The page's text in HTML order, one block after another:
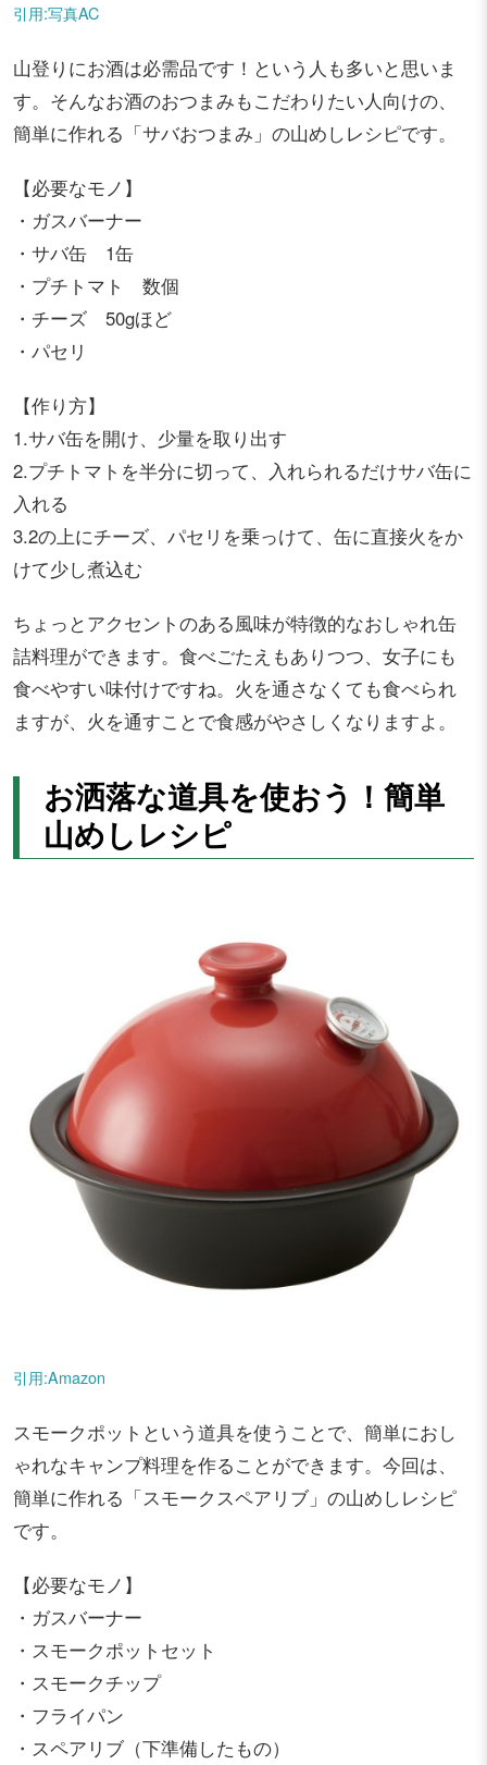
引用:写真AC
山登りにお酒は必需品です！という人も多いと思いま
す。そんなお酒のおつまみもこだわりたい人向けの、
簡単に作れる「サバおつまみ」の山めしレシピです。
【必要なモノ】
・ガスバーナー
・サバ缶 1缶
・プチトマト 数個
・チーズ 50gほど
・パセリ
【作り方】
1.サバ缶を開け、少量を取り出す
2.プチトマトを半分に切って、入れられるだけサバ缶に
入れる
3.2の上にチーズ、パセリを乗っけて、缶に直接火をか
けて少し煮込む
ちょっとアクセントのある風味が特徴的なおしゃれ缶
詰料理ができます。食べごたえもありつつ、女子にも
食べやすい味付けですね。火を通さなくても食べられ
ますが、火を通すことで食感がやさしくなりますよ。
お洒落な道具を使おう！簡単
山めしレシピ
引用:Amazon
スモークポットという道具を使うことで、簡単におし
ゃれなキャンプ料理を作ることができます。今回は、
簡単に作れる「スモークスペアリブ」の山めしレシピ
です。
【必要なモノ】
・ガスバーナー
・スモークポットセット
・スモークチップ
・フライパン
・スペアリブ（下準備したもの）